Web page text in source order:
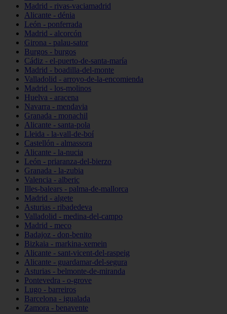
Madrid - rivas-vaciamadrid
Alicante - dénia
León - ponferrada
Madrid - alcorcón
Girona - palau-sator
Burgos - burgos
Cádiz - el-puerto-de-santa-maría
Madrid - boadilla-del-monte
Valladolid - arroyo-de-la-encomienda
Madrid - los-molinos
Huelva - aracena
Navarra - mendavia
Granada - monachil
Alicante - santa-pola
Lleida - la-vall-de-boí
Castellón - almassora
Alicante - la-nucia
León - priaranza-del-bierzo
Granada - la-zubia
Valencia - alberic
Illes-balears - palma-de-mallorca
Madrid - algete
Asturias - ribadedeva
Valladolid - medina-del-campo
Madrid - meco
Badajoz - don-benito
Bizkaia - markina-xemein
Alicante - sant-vicent-del-raspeig
Alicante - guardamar-del-segura
Asturias - belmonte-de-miranda
Pontevedra - o-grove
Lugo - barreiros
Barcelona - igualada
Zamora - benavente